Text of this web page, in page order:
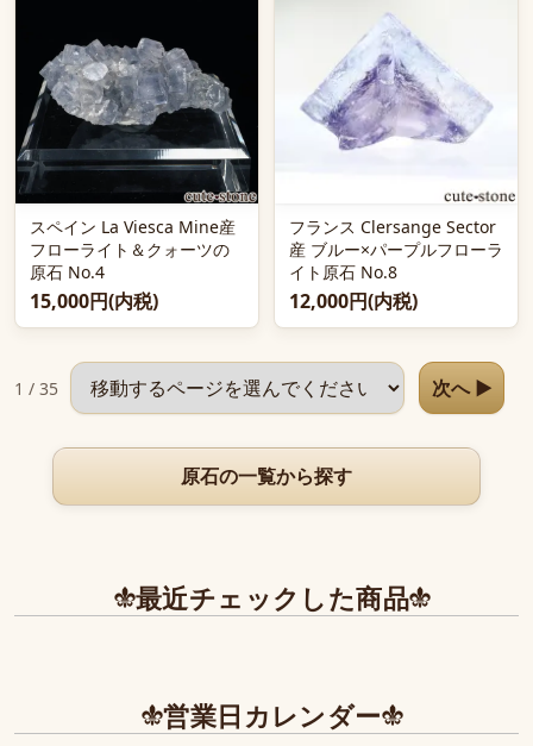
スペイン La Viesca Mine産
フローライト＆クォーツの
原石 No.4
15,000円(内税)
フランス Clersange Sector
産 ブルー×パープルフローラ
イト原石 No.8
12,000円(内税)
1 / 35
ページを選択 次へ ▶
原石の一覧から探す
最近チェックした商品
営業日カレンダー